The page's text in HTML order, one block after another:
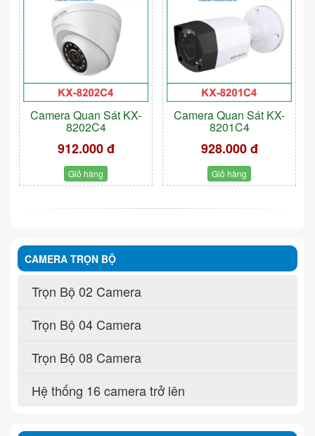
Camera Quan Sát KX-
8202C4
912.000 đ
Giỏ hàng
Camera Quan Sát KX-
8201C4
928.000 đ
Giỏ hàng
CAMERA TRỌN BỘ
Trọn Bộ 02 Camera
Trọn Bộ 04 Camera
Trọn Bộ 08 Camera
Hệ thống 16 camera trở lên